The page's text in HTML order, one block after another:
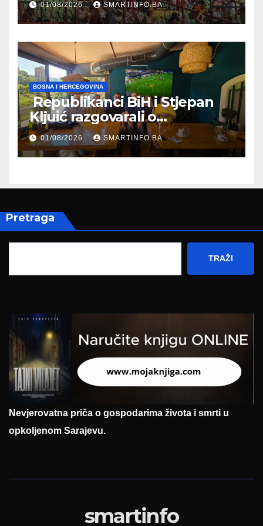
01/08/2026 SMARTINFO.BA
BOSNA I HERCEGOVINA
Republikanci BiH i Stjepan
Kljuić razgovarali o
evropskom putu Bosne i
Hercegovine
01/08/2026 SMARTINFO.BA
Pretraga
TRAŽI
Nevjerovatna priča o gospodarima života i smrti u
opkoljenom Sarajevu.
smartinfo